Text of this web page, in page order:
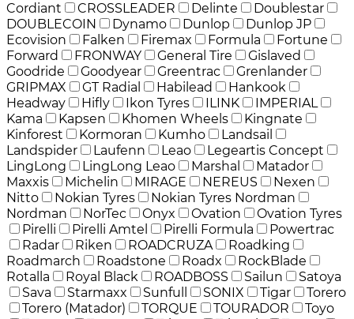
Cordiant
CROSSLEADER Delinte
Doublestar
DOUBLECOIN
Dynamo Dunlop
Dunlop JP
Ecovision
Falken Firemax Formula
Fortune
Forward
FRONWAY General Tire
Gislaved
Goodride
Goodyear Greentrac
Grenlander
GRIPMAX
GT Radial Habilead
Hankook
Headway
Hifly Ikon Tyres ILINK
IMPERIAL
Kama
Kapsen Khomen Wheels
Kingnate
Kinforest
Kormoran Kumho
Landsail
Landspider
Laufenn Leao
Legeartis Concept
LingLong
LingLong Leao Marshal
Matador
Maxxis
Michelin MIRAGE NEREUS
Nexen
Nitto
Nokian Tyres
Nokian Tyres Nordman
Nordman
NorTec Onyx Ovation
Ovation Tyres
Pirelli
Pirelli Amtel Pirelli Formula
Powertrac
Radar
Riken ROADCRUZA
Roadking
Roadmarch
Roadstone Roadx
RockBlade
Rotalla
Royal Black ROADBOSS Sailun
Satoya
Sava
Starmaxx Sunfull SONIX Tigar
Torero
Torero (Matador)
TORQUE TOURADOR
Toyo